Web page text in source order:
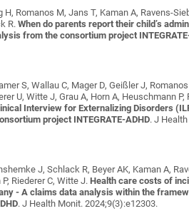
Romanos M, Jans T, Kaman A, Ravens-
R.When do parents report their child’s
from the consortium project
S, Wallau C, Mager D, Geißler J,
U, Witte J, Grau A, Horn A, Heuschmann P,
Interview for Externalizing Disorders
project INTEGRATE-ADHD. J
J, Schlack R, Beyer AK, Kaman A,
Riederer C, Witte J.Health care costs of
- A claims data analysis within the
. J Health Monit. 2024;9(3):e12303.